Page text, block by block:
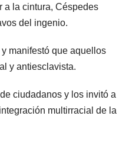
a la cintura, Céspedes
del ingenio.
manifestó que aquellos
y antiesclavista.
ciudadanos y los invitó a
multirracial de la